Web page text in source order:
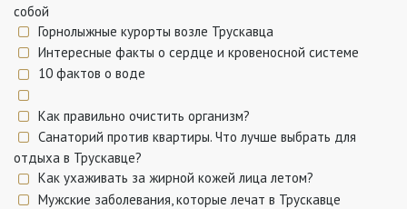
собой
Горнолыжные курорты возле Трускавца
Интересные факты о сердце и кровеносной системе
10 фактов о воде
Как правильно очистить организм?
Санаторий против квартиры. Что лучше выбрать для
отдыха в Трускавце?
Как ухаживать за жирной кожей лица летом?
Мужские заболевания, которые лечат в Трускавце